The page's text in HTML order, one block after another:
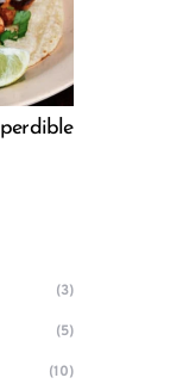
(3)
(5)
(10)